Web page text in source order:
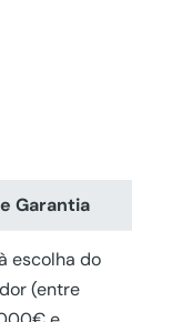
Garantia
escolha do
(entre